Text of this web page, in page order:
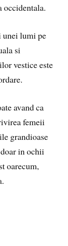
occidentala.
unei lumi pe
si
vestice este
avand ca
femeii
grandioase
in ochii
oarecum,